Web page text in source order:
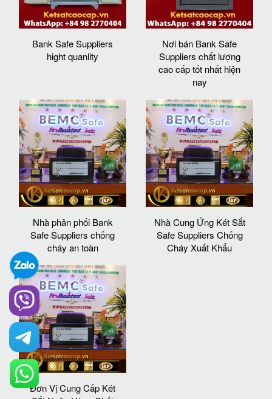
Bank Safe Suppliers
hight quanlity
Nơi bán Bank Safe
Suppliers chất lượng
cao cấp tốt nhất hiện
nay
Nhà phân phối Bank
Safe Suppliers chống
cháy an toàn
Nhà Cung Ứng Két Sắt
Safe Suppliers Chống
Cháy Xuất Khẩu
Đơn Vị Cung Cấp Két